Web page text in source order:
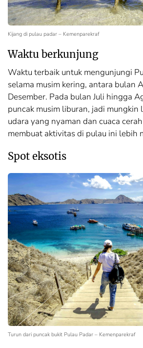
Kijang di pulau padar – Kemenparekraf
Waktu berkunjung
Waktu terbaik untuk mengunjungi
selama musim kering, antara bulan
Desember. Pada bulan Juli hingga
puncak musim liburan, jadi mungkin
udara yang nyaman dan cuaca
membuat aktivitas di pulau ini lebih
Spot eksotis
Turun dari puncak bukit Pulau Padar – Kemenparekraf